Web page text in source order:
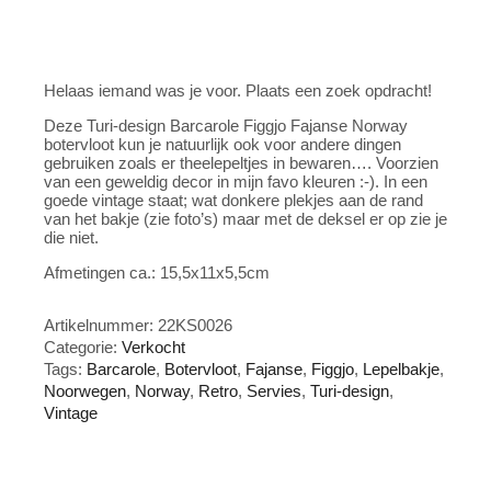
Helaas iemand was je voor. Plaats een zoek opdracht!
Deze Turi-design Barcarole Figgjo Fajanse Norway
botervloot kun je natuurlijk ook voor andere dingen
gebruiken zoals er theelepeltjes in bewaren…. Voorzien
van een geweldig decor in mijn favo kleuren :-). In een
goede vintage staat; wat donkere plekjes aan de rand
van het bakje (zie foto’s) maar met de deksel er op zie je
die niet.
Afmetingen ca.: 15,5x11x5,5cm
Artikelnummer: 22KS0026
Categorie: Verkocht
Tags: Barcarole, Botervloot, Fajanse, Figgjo, Lepelbakje,
Noorwegen, Norway, Retro, Servies, Turi-design,
Vintage